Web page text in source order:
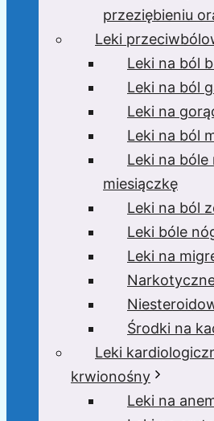
przeziębieniu
Leki
Leki na ból
Leki na ból
Leki na
Leki na ból
Leki na
miesiączkę
Leki na ból
Leki bóle
Leki na
Środki na
Leki
krwionośny
Leki na